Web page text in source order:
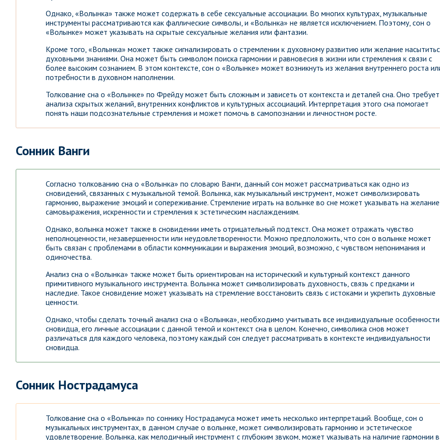
Однако, «Волынка» также может содержать в себе сексуальные ассоциации. Во многих культурах, музыкальные
инструменты рассматриваются как фаллические символы, и «Волынка» не является исключением. Поэтому, сон о
«Волынке» может указывать на скрытые сексуальные желания или фантазии.
Кроме того, «Волынка» может также сигнализировать о стремлении к духовному развитию или желание
духовными знаниями. Она может быть символом поиска гармонии и равновесия в жизни или стремления к связи с
более высоким сознанием. В этом контексте, сон о «Волынке» может возникнуть из желания внутреннего роста
потребности в духовном наполнении.
Толкование сна о «Волынке» по Фрейду может быть сложным и зависеть от контекста и деталей сна. Оно требует
анализа скрытых желаний, внутренних конфликтов и культурных ассоциаций. Интерпретация этого сна помогает
понять наши подсознательные стремления и может помочь в самопознании и личностном росте.
Сонник Ванги
Согласно толкованию сна о «Волынка» по словарю Ванги, данный сон может рассматриваться как одно из
сновидений, связанных с музыкальной темой. Волынка, как музыкальный инструмент, может символизировать
гармонию, выражение эмоций и сопереживание. Стремление играть на волынке во сне может указывать на желание
самовыражения, искренности и стремления к эстетическим наслаждениям.
Однако, волынка может также в сновидении иметь отрицательный подтекст. Она может отражать чувство
неполноценности, незавершенности или неудовлетворенности. Можно предположить, что сон о волынке может
быть связан с проблемами в области коммуникации и выражения эмоций, возможно, с чувством непонимания и
одиночества.
Анализ сна о «Волынка» также может быть ориентирован на исторический и культурный контекст данного
примитивного музыкального инструмента. Волынка может символизировать духовность, связь с предками и
наследие. Такое сновидение может указывать на стремление восстановить связь с истоками и укрепить духовные
ценности.
Однако, чтобы сделать точный анализ сна о «Волынка», необходимо учитывать все индивидуальные особенности
сновидца, его личные ассоциации с данной темой и контекст сна в целом. Конечно, символика снов может
различаться для каждого человека, поэтому каждый сон следует рассматривать в контексте индивидуальности
сновидца.
Сонник Нострадамуса
Толкование сна о «Волынка» по соннику Нострадамуса может иметь несколько интерпретаций. Вообще, сон о
музыкальных инструментах, в данном случае о волынке, может символизировать гармонию и эстетическое
удовлетворение. Волынка, как мелодичный инструмент с глубоким звуком, может указывать на наличие гармонии в